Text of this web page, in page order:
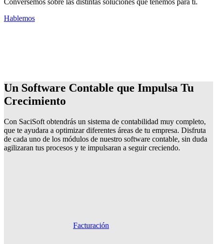
Conversemos sobre las distintas soluciones que tenemos para ti.
Hablemos
Un Software Contable que Impulsa Tu
Crecimiento
Con SaciSoft obtendrás un sistema de contabilidad muy completo,
que te ayudara a optimizar diferentes áreas de tu empresa. Disfruta
de cada uno de los módulos de nuestro software contable, sin duda
agilizaran tus procesos y te impulsaran a seguir creciendo.
Facturación